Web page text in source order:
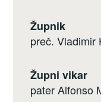
Župnik
preč. Vladimir
Župni vikar
pater Alfonso